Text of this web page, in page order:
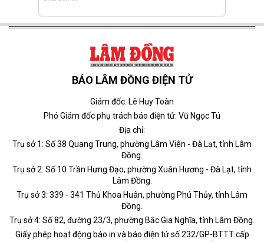
BÁO LÂM ĐỒNG ĐIỆN TỬ
Giám đốc: Lê Huy Toàn
Phó Giám đốc phụ trách báo điện tử: Vũ Ngọc Tú
Địa chỉ:
Trụ sở 1: Số 38 Quang Trung, phường Lâm Viên - Đà Lạt, tỉnh Lâm
Đồng.
Trụ sở 2: Số 10 Trần Hưng Đạo, phường Xuân Hương - Đà Lạt, tỉnh
Lâm Đồng.
Trụ sở 3: 339 - 341 Thủ Khoa Huân, phường Phú Thủy, tỉnh Lâm
Đồng.
Trụ sở 4: Số 82, đường 23/3, phường Bắc Gia Nghĩa, tỉnh Lâm Đồng.
Giấy phép hoạt động báo in và báo điện tử số 232/GP-BTTT cấp